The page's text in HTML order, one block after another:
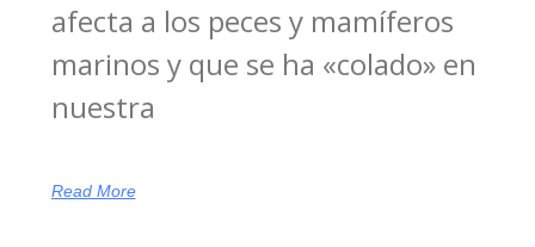
afecta a los peces y mamíferos
marinos y que se ha «colado» en
nuestra
Read More